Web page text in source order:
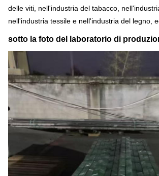
delle viti, nell'industria del tabacco,
nell'industria tessile e nell'industria del legno,
sotto la foto del laboratorio di